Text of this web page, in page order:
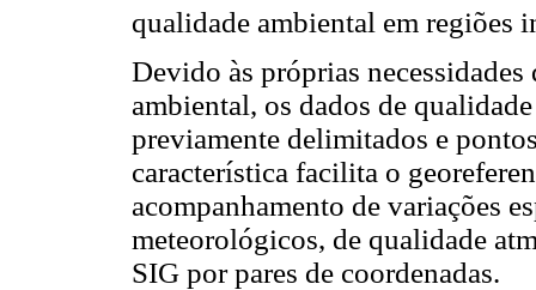
qualidade ambiental em regiões
Devido às próprias
ambiental, os dados de
previamente delimitados e
característica facilita o
acompanhamento de variações
meteorológicos, de qualidade
SIG por pares de coordenadas.